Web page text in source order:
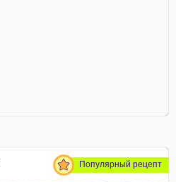
Популярный рецепт